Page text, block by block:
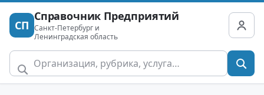
СП
Справочник Предприятий
Санкт-Петербург и
Ленинградская область